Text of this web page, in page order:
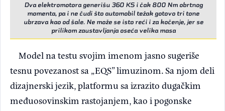
Dva elektromotora generišu 360 KS i čak 800 Nm obrtnog
momenta, pa i ne čudi što automobil težak gotovo tri tone
ubrzava kao od šale. Ne može se isto reći i za kočenje, jer se
prilikom zaustavljanja oseća velika masa
Model na testu svojim imenom jasno sugeriše
tesnu povezanost sa „EQS” limuzinom. Sa njom deli
dizajnerski jezik, platformu sa izrazito dugačkim
međuosovinskim rastojanjem, kao i pogonske